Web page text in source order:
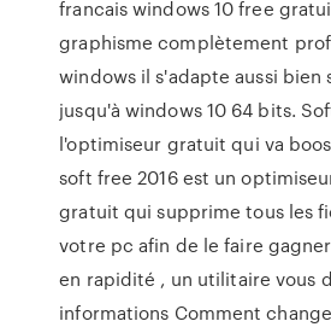
francais windows 10 free
graphisme complètement
windows il s'adapte aussi bien
jusqu'à windows 10 64 bits.
l'optimiseur gratuit qui va
soft free 2016 est un
gratuit qui supprime tous les
votre pc afin de le faire
en rapidité , un utilitaire vous
informations Comment